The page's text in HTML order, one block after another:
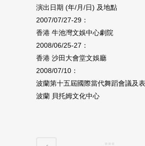
演出日期 ‭(‬年‭/‬月‭/‬日‭) ‬及地點
2007/07/27-29：
香港 牛池灣文娛中心劇院
2008/06/25-27：
香港 沙田大會堂文娛廳
2008/07/10：
波蘭第十五屆國際當代舞蹈會議及
波蘭 貝托姆文化中心